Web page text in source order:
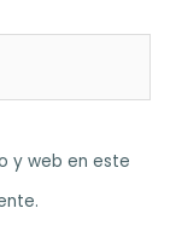
y web en este